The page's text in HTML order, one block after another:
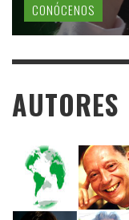
CONÓCENOS
AUTORES